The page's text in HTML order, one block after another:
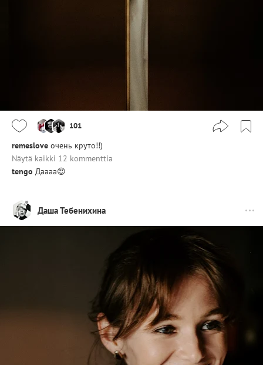
101
remeslove очень круто!!)
Näytä kaikki 12 kommenttia
tengo Даааа😍
Даша Тебенихина